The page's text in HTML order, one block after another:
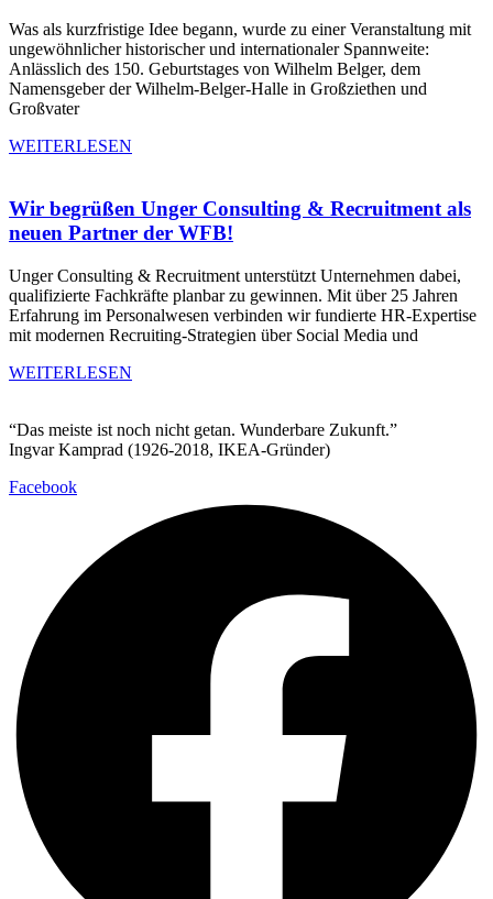
Was als kurzfristige Idee begann, wurde zu einer Veranstaltung mit
ungewöhnlicher historischer und internationaler Spannweite:
Anlässlich des 150. Geburtstages von Wilhelm Belger, dem
Namensgeber der Wilhelm-Belger-Halle in Großziethen und
Großvater
WEITERLESEN
Wir begrüßen Unger Consulting & Recruitment als
neuen Partner der WFB!
Unger Consulting & Recruitment unterstützt Unternehmen dabei,
qualifizierte Fachkräfte planbar zu gewinnen. Mit über 25 Jahren
Erfahrung im Personalwesen verbinden wir fundierte HR-Expertise
mit modernen Recruiting-Strategien über Social Media und
WEITERLESEN
“Das meiste ist noch nicht getan. Wunderbare Zukunft.”
Ingvar Kamprad (1926-2018, IKEA-Gründer)
Facebook